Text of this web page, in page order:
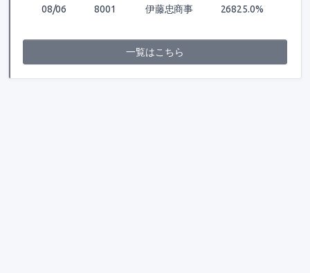
08/06 8001 伊藤忠商事 26825.0%
一覧はこちら